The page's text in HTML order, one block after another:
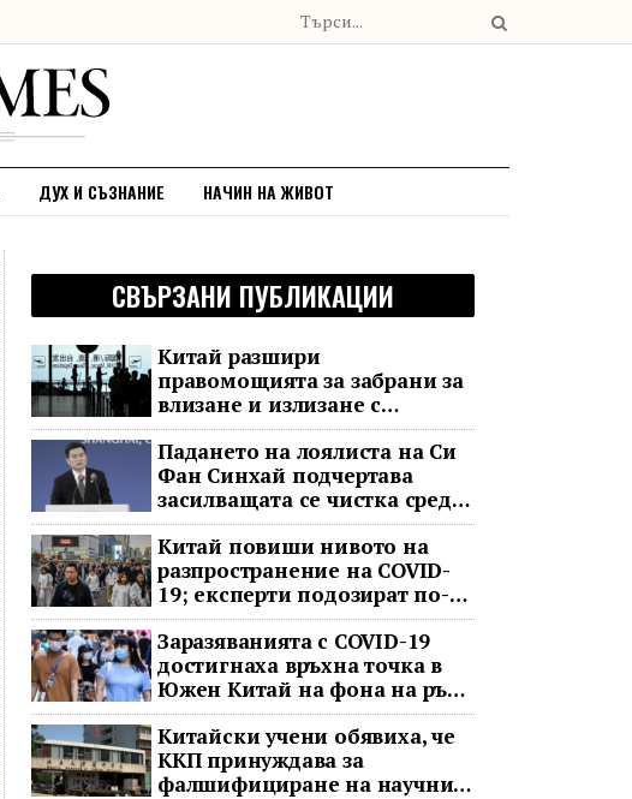
ДУХ И СЪЗНАНИЕ НАЧИН НА ЖИВОТ
СВЪРЗАНИ ПУБЛИКАЦИИ
Китай разшири
правомощията за забрани за
влизане и излизане с
всеобхватни нови правила
Падането на лоялиста на Си
Фан Синхай подчертава
засилващата се чистка сред
финансовия елит на Китай
Китай повиши нивото на
разпространение на COVID-
19; експерти подозират по-
тежка ситуация
Заразяванията с COVID-19
достигнаха връхна точка в
Южен Китай на фона на ръст
в цялата страна
Китайски учени обявиха, че
ККП принуждава за
фалшифициране на научни